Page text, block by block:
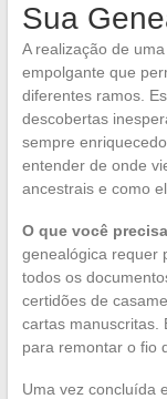
Sua
A realização de uma
empolgante que
diferentes ramos.
descobertas
sempre
entender de onde
ancestrais e como
O que você
genealógica requer
todos os
certidões de
cartas manuscritas.
para remontar o fio
Uma vez concluída